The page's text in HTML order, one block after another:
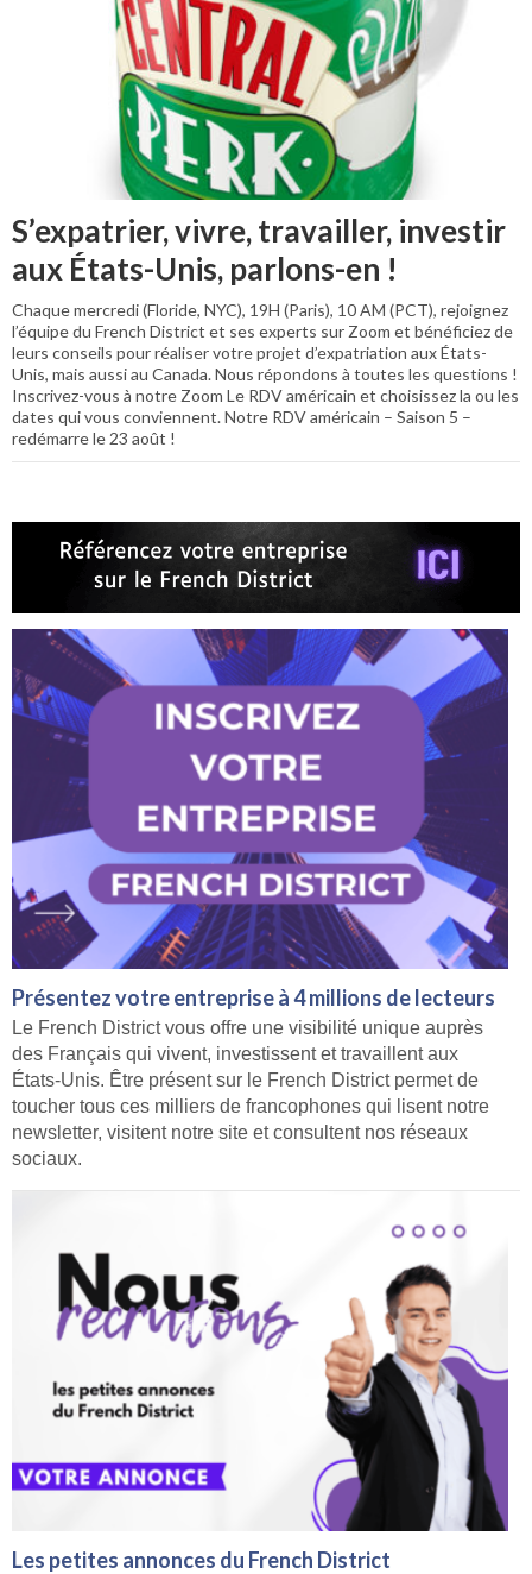
S’expatrier, vivre, travailler, investir
aux États-Unis, parlons-en !
Chaque mercredi (Floride, NYC), 19H (Paris), 10 AM (PCT), rejoignez
l’équipe du French District et ses experts sur Zoom et bénéficiez de
leurs conseils pour réaliser votre projet d’expatriation aux États-
Unis, mais aussi au Canada. Nous répondons à toutes les questions !
Inscrivez-vous à notre Zoom Le RDV américain et choisissez la ou les
dates qui vous conviennent. Notre RDV américain – Saison 5 –
redémarre le 23 août !
Présentez votre entreprise à 4 millions de lecteurs
Le French District vous offre une visibilité unique auprès
des Français qui vivent, investissent et travaillent aux
États-Unis. Être présent sur le French District permet de
toucher tous ces milliers de francophones qui lisent notre
newsletter, visitent notre site et consultent nos réseaux
sociaux.
Les petites annonces du French District